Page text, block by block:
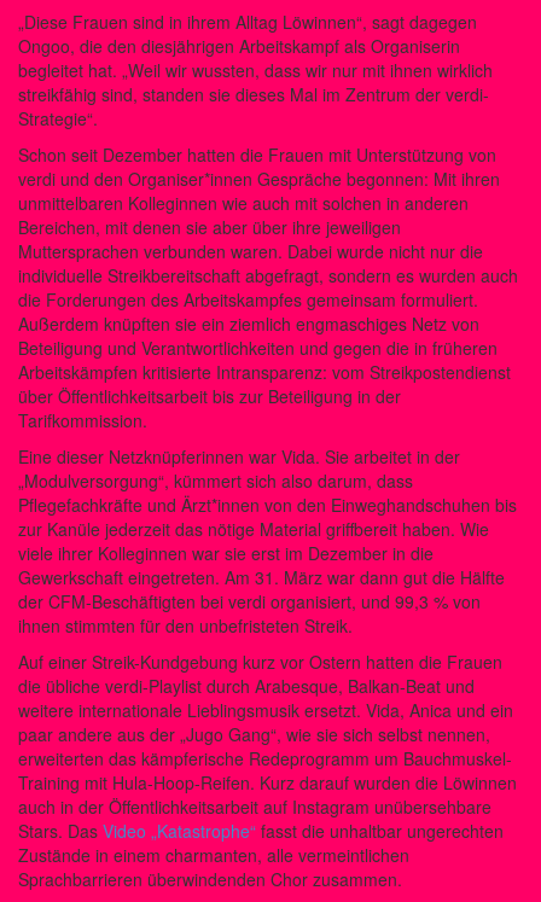
„Diese Frauen sind in ihrem Alltag Löwinnen“, sagt dagegen
Ongoo, die den diesjährigen Arbeitskampf als Organiserin
begleitet hat. „Weil wir wussten, dass wir nur mit ihnen wirklich
streikfähig sind, standen sie dieses Mal im Zentrum der verdi-
Strategie“.
Schon seit Dezember hatten die Frauen mit Unterstützung von
verdi und den Organiser*innen Gespräche begonnen: Mit ihren
unmittelbaren Kolleginnen wie auch mit solchen in anderen
Bereichen, mit denen sie aber über ihre jeweiligen
Muttersprachen verbunden waren. Dabei wurde nicht nur die
individuelle Streikbereitschaft abgefragt, sondern es wurden auch
die Forderungen des Arbeitskampfes gemeinsam formuliert.
Außerdem knüpften sie ein ziemlich engmaschiges Netz von
Beteiligung und Verantwortlichkeiten und gegen die in früheren
Arbeitskämpfen kritisierte Intransparenz: vom Streikpostendienst
über Öffentlichkeitsarbeit bis zur Beteiligung in der
Tarifkommission.
Eine dieser Netzknüpferinnen war Vida. Sie arbeitet in der
„Modulversorgung“, kümmert sich also darum, dass
Pflegefachkräfte und Ärzt*innen von den Einweghandschuhen bis
zur Kanüle jederzeit das nötige Material griffbereit haben. Wie
viele ihrer Kolleginnen war sie erst im Dezember in die
Gewerkschaft eingetreten. Am 31. März war dann gut die Hälfte
der CFM-Beschäftigten bei verdi organisiert, und 99,3 % von
ihnen stimmten für den unbefristeten Streik.
Auf einer Streik-Kundgebung kurz vor Ostern hatten die Frauen
die übliche verdi-Playlist durch Arabesque, Balkan-Beat und
weitere internationale Lieblingsmusik ersetzt. Vida, Anica und ein
paar andere aus der „Jugo Gang“, wie sie sich selbst nennen,
erweiterten das kämpferische Redeprogramm um Bauchmuskel-
Training mit Hula-Hoop-Reifen. Kurz darauf wurden die Löwinnen
auch in der Öffentlichkeitsarbeit auf Instagram unübersehbare
Stars. Das Video „Katastrophe“ fasst die unhaltbar ungerechten
Zustände in einem charmanten, alle vermeintlichen
Sprachbarrieren überwindenden Chor zusammen.